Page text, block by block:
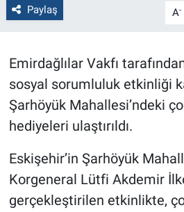
Paylaş A-
Emirdağlılar Vakfı
sosyal sorumluluk etkinliği
Şarhöyük Mahallesi’ndeki
hediyeleri ulaştırıldı.
Eskişehir’in Şarhöyük
Korgeneral Lütfi Akdemir
gerçekleştirilen etkinlikte,
Genel
Yerel
Magazin
Bilim ve Teknoloji